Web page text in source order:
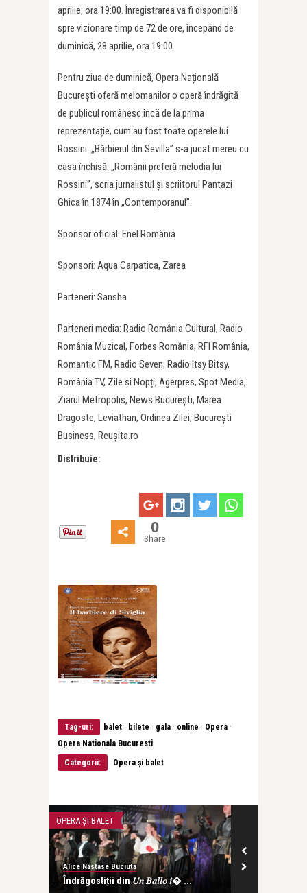
aprilie, ora 19:00. Înregistrarea va fi disponibilă
spre vizionare timp de 72 de ore, începând de
duminică, 28 aprilie, ora 19:00.
Pentru ziua de duminică, Opera Națională
București oferă melomanilor o operă îndrăgită
de publicul românesc încă de la prima
reprezentație, cum au fost toate operele lui
Rossini. „Bărbierul din Sevilla” s-a jucat mereu cu
casa închisă. „Românii preferă melodia lui
Rossini”, scria jurnalistul și scriitorul Pantazi
Ghica în 1874 în „Contemporanul”.
Sponsor oficial: Enel România
Sponsori: Aqua Carpatica, Zarea
Parteneri: Sansha
Parteneri media: Radio România Cultural, Radio
România Muzical, Forbes România, RFI România,
Romantic FM, Radio Seven, Radio Itsy Bitsy,
România TV, Zile și Nopți, Agerpres, Spot Media,
Ziarul Metropolis, News București, Marea
Dragoste, Leviathan, Ordinea Zilei, București
Business, Reușita.ro
Distribuie:
0
Share
Tag-uri: balet · bilete · gala · online · Opera ·
Opera Nationala Bucuresti
Categorii:
Opera și balet
OPERA ȘI BALET
Alice Năstase Buciuta
Îndrăgostiții din 𝑈𝑛 𝐵𝑎𝑙𝑙𝑜 𝑖� ...